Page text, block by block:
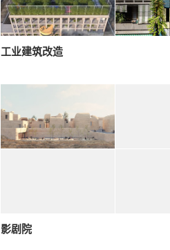
工业建筑改造
影剧院